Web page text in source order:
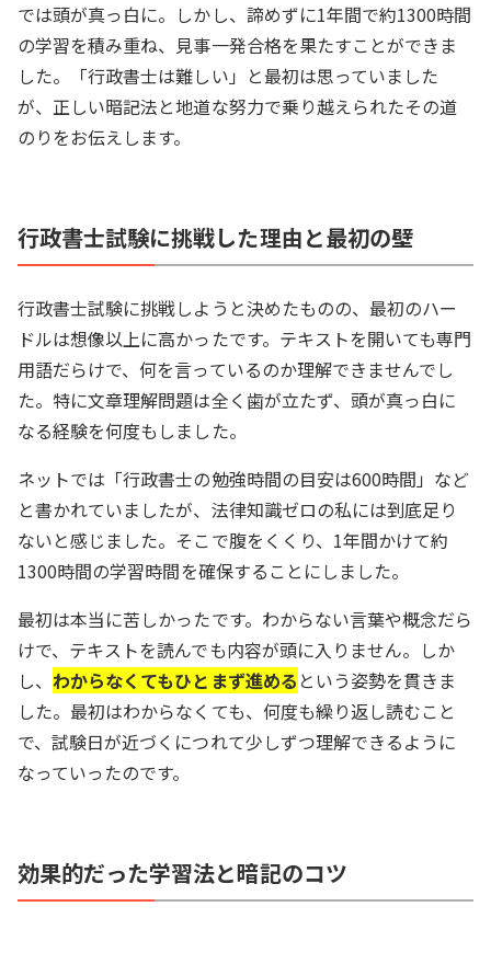
では頭が真っ白に。しかし、諦めずに1年間で約1300時間
の学習を積み重ね、見事一発合格を果たすことができま
した。「行政書士は難しい」と最初は思っていました
が、正しい暗記法と地道な努力で乗り越えられたその道
のりをお伝えします。
行政書士試験に挑戦した理由と最初の壁
行政書士試験に挑戦しようと決めたものの、最初のハー
ドルは想像以上に高かったです。テキストを開いても専門
用語だらけで、何を言っているのか理解できませんでし
た。特に文章理解問題は全く歯が立たず、頭が真っ白に
なる経験を何度もしました。
ネットでは「行政書士の勉強時間の目安は600時間」など
と書かれていましたが、法律知識ゼロの私には到底足り
ないと感じました。そこで腹をくくり、1年間かけて約
1300時間の学習時間を確保することにしました。
最初は本当に苦しかったです。わからない言葉や概念だら
けで、テキストを読んでも内容が頭に入りません。しか
し、わからなくてもひとまず進める という姿勢を貫きま
した。最初はわからなくても、何度も繰り返し読むこと
で、試験日が近づくにつれて少しずつ理解できるように
なっていったのです。
効果的だった学習法と暗記のコツ